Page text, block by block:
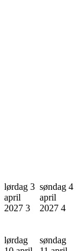
lørdag 3
april
2027 3
søndag 4
april
2027 4
lørdag
søndag